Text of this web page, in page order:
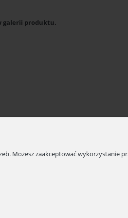
galerii produktu.
Możesz zaakceptować wykorzystanie